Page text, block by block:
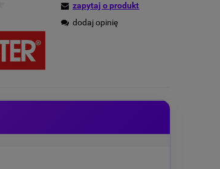
zapytaj o produkt
dodaj opinię